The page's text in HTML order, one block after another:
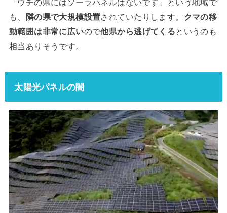
「ウチの県にはソーラパネルはないです」という地域で
も、
隣の県で大規模設置されていたりします。 クマの移
動範囲は非常に広いので他県から逃げてくるというのも
相当ありそうです。
太陽光パネルの闇